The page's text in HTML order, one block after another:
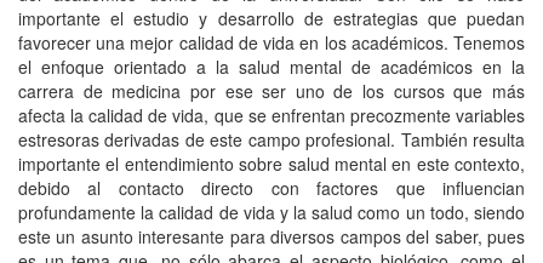
importante el estudio y desarrollo de estrategias que puedan
favorecer una mejor calidad de vida en los académicos. Tenemos
el enfoque orientado a la salud mental de académicos en la
carrera de medicina por ese ser uno de los cursos que más
afecta la calidad de vida, que se enfrentan precozmente variables
estresoras derivadas de este campo profesional. También resulta
importante el entendimiento sobre salud mental en este contexto,
debido al contacto directo con factores que influencian
profundamente la calidad de vida y la salud como un todo, siendo
este un asunto interesante para diversos campos del saber, pues